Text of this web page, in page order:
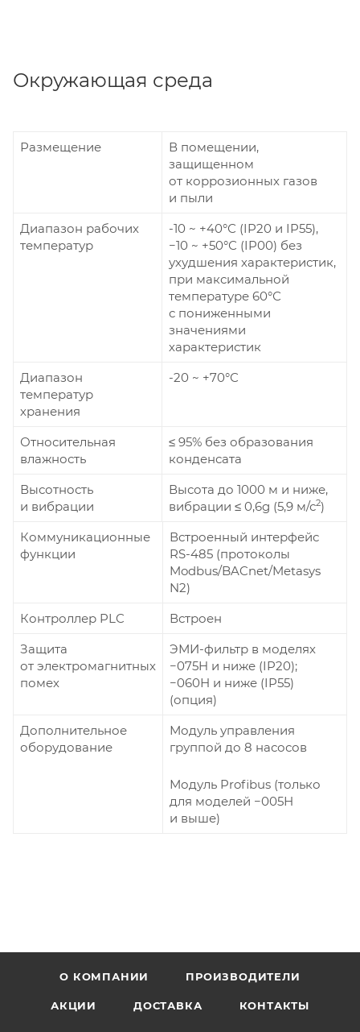
Окружающая среда
Размещение
В помещении,
защищенном
от коррозионных газов
и пыли
Диапазон рабочих
температур
-10 ~ +40°С (IP20 и IP55),
−10 ~ +50°С (IP00) без
ухудшения характеристик,
при максимальной
температуре 60°С
с пониженными
значениями
характеристик
Диапазон
температур
хранения
-20 ~ +70°С
Относительная
влажность
≤ 95% без образования
конденсата
Высотность
и вибрации
Высота до 1000 м и ниже,
вибрации ≤ 0,6g (5,9 м/с2)
Коммуникационные
функции
Встроенный интерфейс
RS-485 (протоколы
Modbus/BACnet/Metasys
N2)
Контроллер PLC
Встроен
Защита
от электромагнитных
помех
ЭМИ-фильтр в моделях
−075H и ниже (IP20);
−060Н и ниже (IP55)
(опция)
Дополнительное
оборудование
Модуль управления
группой до 8 насосов
Модуль Profibus (только
для моделей −005Н
и выше)
О КОМПАНИИ ПРОИЗВОДИТЕЛИ
АКЦИИ ДОСТАВКА КОНТАКТЫ